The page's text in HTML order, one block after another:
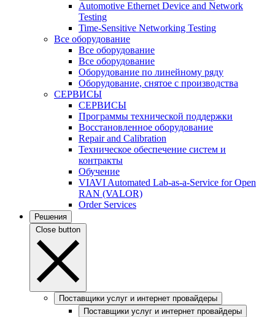
Automotive Ethernet Device and Network
Testing
Time-Sensitive Networking Testing
Все оборудование
Все оборудование
Все оборудование
Оборудование по линейному ряду
Оборудование, снятое с производства
СЕРВИСЫ
СЕРВИСЫ
Программы технической поддержки
Восстановленное оборудование
Repair and Calibration
Техническое обеспечение систем и
контракты
Обучение
VIAVI Automated Lab-as-a-Service for Open
RAN (VALOR)
Order Services
Решения
Close button
Поставщики услуг и интернет провайдеры
Поставщики услуг и интернет провайдеры